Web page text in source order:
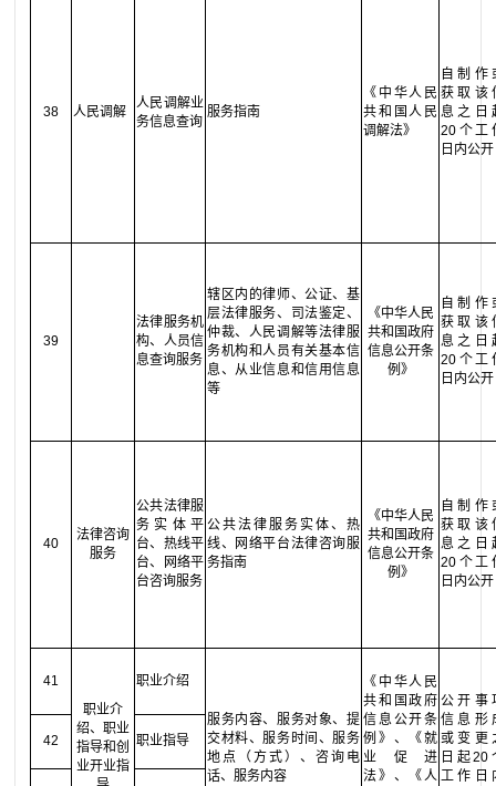
38 人民调解
人民调解业
务信息查询
服务指南
《中华人民
共和国人民
调解法》
自制作
获取该
息之日
20个工
日内公开
39
法律服务机
构、人员信
息查询服务
辖区内的律师、公证、基
层法律服务、司法鉴定、
仲裁、人民调解等法律服
务机构和人员有关基本信
息、从业信息和信用信息
等
《中华人民
共和国政府
信息公开条
例》
自制作
获取该
息之日
20个工
日内公开
40
法律咨询
服务
公共法律服
务实体平
台、热线平
台、网络平
台咨询服务
公共法律服务实体、热
线、网络平台法律咨询服
务指南
《中华人民
共和国政府
信息公开条
例》
自制作
获取该
息之日
20个工
日内公开
41
职业介
绍、职业
指导和创
业开业指
职业介绍
服务内容、服务对象、提
交材料、服务时间、服务
地点（方式）、咨询电
话、服务内容
《中华人民
共和国政府
信息公开条
例》、《就
业促进
法》、《人
公开事
信息形
或变更
日起20
工作日
42 职业指导